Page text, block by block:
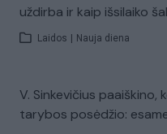
uždirba ir kaip išsilaiko
Laidos Nauja diena
V. Sinkevičius paaiškino,
tarybos posėdžio: